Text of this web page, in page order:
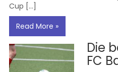
Cup […]
Read More »
Die
FC